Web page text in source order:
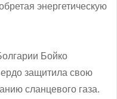
энергетическую
Бойко
защитила свою
сланцевого газа.